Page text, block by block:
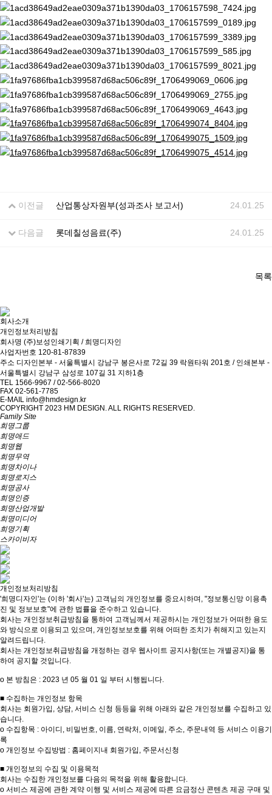
이전글 산업통상자원부(성과조사 보고서) 24.01.25
다음글 롯데칠성음료(주) 24.01.25
목록
회사소개
개인정보처리방침
회사명 (주)보성인쇄기획 / 희명디자인
사업자번호 120-81-87839
주소 디자인본부 - 서울특별시 강남구 봉은사로 72길 39 락원타워 201호 / 인쇄본부 -
서울특별시 강남구 삼성로 107길 31 지하1층
TEL 1566-9967 / 02-566-8020
FAX 02-561-7785
E-MAIL info@hmdesign.kr
COPYRIGHT 2023 HM DESIGN. ALL RIGHTS RESERVED.
Family Site
희명그룹
희명애드
희명웹
희명무역
희명차이나
희명로지스
희명공사
희명인증
희명산업개발
희명미디어
희명기획
스카이비자
개인정보처리방침
'희명디자인'는 (이하 '회사'는) 고객님의 개인정보를 중요시하며, "정보통신망 이용촉
진 및 정보보호"에 관한 법률을 준수하고 있습니다.
회사는 개인정보취급방침을 통하여 고객님께서 제공하시는 개인정보가 어떠한 용도
와 방식으로 이용되고 있으며, 개인정보보호를 위해 어떠한 조치가 취해지고 있는지
알려드립니다.
회사는 개인정보취급방침을 개정하는 경우 웹사이트 공지사항(또는 개별공지)을 통
하여 공지할 것입니다.
ο 본 방침은 : 2023 년 05 월 01 일 부터 시행됩니다.
■ 수집하는 개인정보 항목
회사는 회원가입, 상담, 서비스 신청 등등을 위해 아래와 같은 개인정보를 수집하고 있
습니다.
ο 수집항목 : 아이디, 비밀번호, 이름, 연락처, 이메일, 주소, 주문내역 등 서비스 이용기
록
ο 개인정보 수집방법 : 홈페이지내 회원가입, 주문서신청
■ 개인정보의 수집 및 이용목적
회사는 수집한 개인정보를 다음의 목적을 위해 활용합니다.
ο 서비스 제공에 관한 계약 이행 및 서비스 제공에 따른 요금정산 콘텐츠 제공 구매 및